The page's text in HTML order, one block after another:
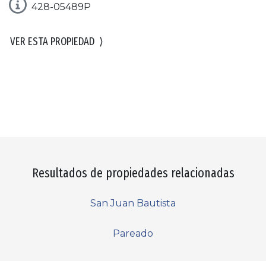
428-05489P
VER ESTA PROPIEDAD ⟩
Resultados de propiedades relacionadas
San Juan Bautista
Pareado